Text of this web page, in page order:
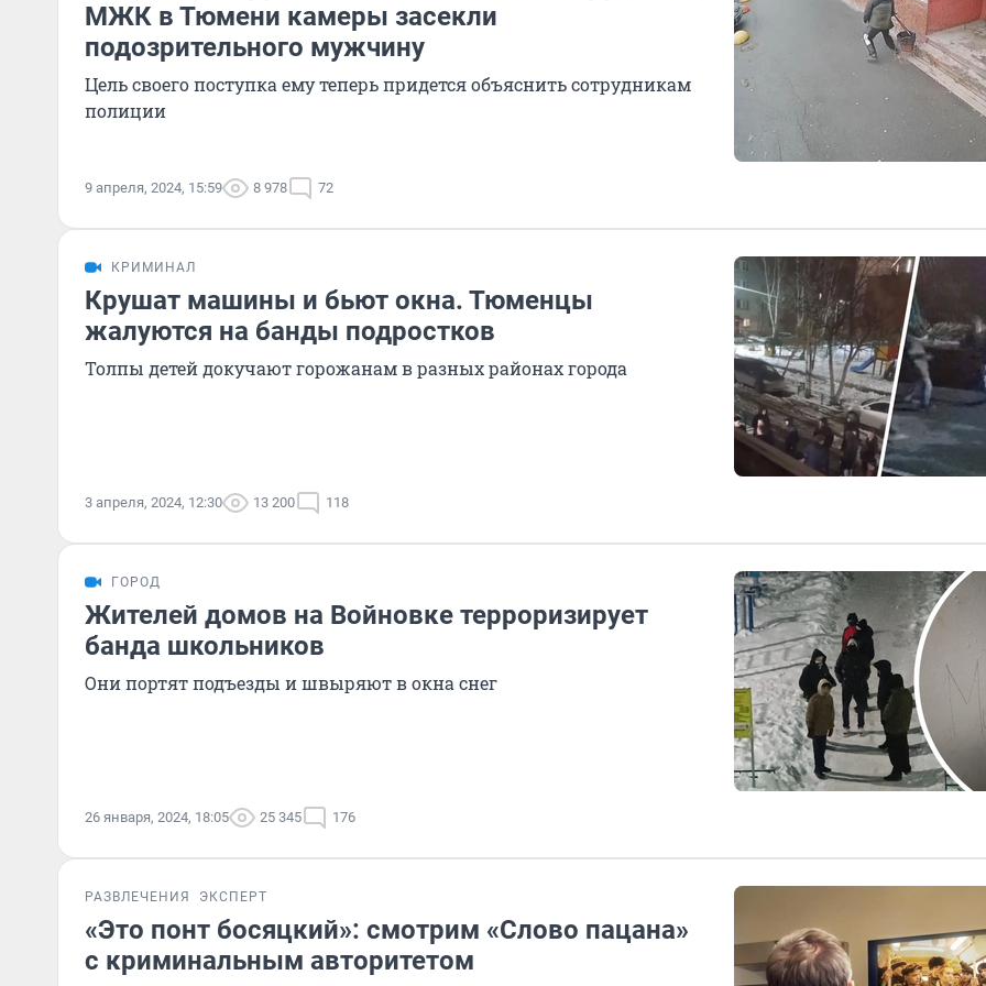
МЖК в Тюмени камеры засекли
подозрительного мужчину
Цель своего поступка ему теперь придется объяснить сотрудникам
полиции
9 апреля, 2024, 15:59 8 978 72
КРИМИНАЛ
Крушат машины и бьют окна. Тюменцы
жалуются на банды подростков
Толпы детей докучают горожанам в разных районах города
3 апреля, 2024, 12:30 13 200 118
ГОРОД
Жителей домов на Войновке терроризирует
банда школьников
Они портят подъезды и швыряют в окна снег
26 января, 2024, 18:05 25 345 176
РАЗВЛЕЧЕНИЯ ЭКСПЕРТ
«Это понт босяцкий»: смотрим «Слово пацана»
с криминальным авторитетом